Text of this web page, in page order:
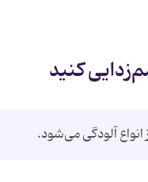
آلودگی می‌شود.